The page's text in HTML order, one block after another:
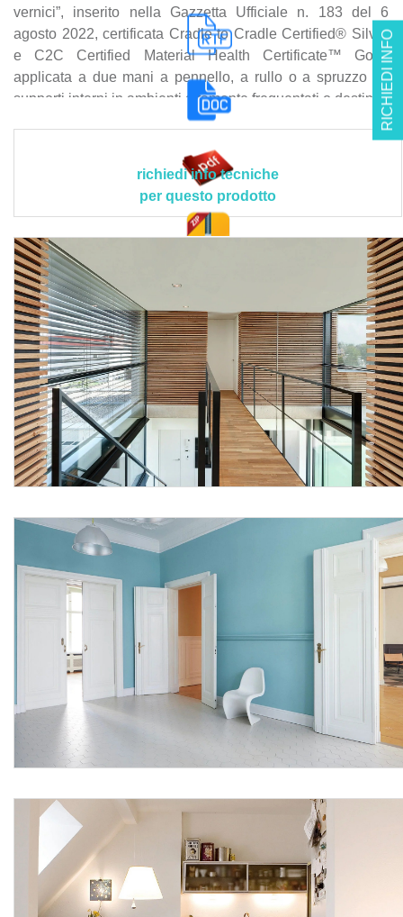
RICHIEDI INFO
vernici”, inserito nella Gazzetta Ufficiale n. 183 del 6
agosto 2022, certificata Cradle to Cradle Certified® Silver
e C2C Certified Material Health Certificate™ Gold,
applicata a due mani a pennello, a rullo o a spruzzo su
supporti interni in ambienti altamente frequentati o destinati
al deposito di prodotti alimentari.
Il prodotto deve rispettare le seguenti caratteristiche
tecniche e applicative peculiari > densità: ca. 1,5 - 1,7
g/cm³; percentuale organica: <= 5%; valore pH: ca. 11;
classificazione in base a VOB: pittura ai silicati a
dispersione (DIN EN 18363 comma 2.4.1); spessore dello
strato d'aria equivalente alla diffusione (sd) <= 0,01 m (in
base a DIN EN ISO 7783); resistenza all'abrasione a
umido (EN ISO 11998): R-classe 1; rapporto di copertura
(contrasto): H10-Classe 1 (ISO 6504-3); resa della
copertura (rapporto di contrasto): 4,5 m²/L; grado di
brillantezza: G4 - elevata opacità (angolo di misura 85°) -
ISO 2813; granulometria massima: fino (EN 1524);
reazione al fuoco: non infiammabile, classe A2-s1,d0 (EN
13501-1); certificati rilasciati: Cradle to Cradle Certified®
Silver e C2C Certified Material Health Certificate™ Gold;
tonalità colore: bianco e tonalità varie esclusivamente con
pigmenti minerali resistenti alla luce (non disponibile in
contenuto COV: 0-1 g/l; temperatura dell'aria e del
supporto durante la lavorazione e l'asciugatura: ≥ 5 °C;
campi applicativi: ambienti che presentano un alto rischio
di formazione di muffe su supporti minerali, calcestruzzo,
cartongesso, tessuto di vetro, vecchi rivestimenti sani.
Le lavorazioni devono attenersi scrupolosamente al
progetto esecutivo e alle disposizioni tecniche del Direttore
dei Lavori o della Committenza, conformandosi nella loro
realizzazione, a tutte le prescrizioni contenute
contrattualmente nel capitolato d'appalto.
Sono esclusi dal prezzo il consolidamento con fissativo da
applicare prima della stesura della pittura, l’eventuale
di intonaco degradato in via di distacco, mentre sono
compresi nel prezzo la fornitura dei materiali con il relativo
trasporto degli stessi a piè d’opera, la rimozione con
spazzola morbida di depositi superficiali di varia natura
come pulviscolo, sporco, con eventuale lavaggio delle
richiedi info tecniche
per questo prodotto